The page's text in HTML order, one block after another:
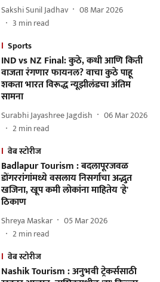
Sakshi Sunil Jadhav
08 Mar 2026
3 min read
Sports
IND vs NZ Final: कुठे, कधी आणि किती
वाजता रंगणार फायनल? वाचा कुठे पाहू
शकता भारत विरूद्ध न्यूझीलंडचा अंतिम
सामना
Surabhi Jayashree Jagdish
06 Mar 2026
2min read
वेब स्टोरीज
Badlapur Tourism : बदलापूरजवळ
डोंगररांगांमध्ये वसलाय निसर्गाचा अद्भुत
खजिना, खूप कमी लोकांना माहितेय 'हे'
ठिकाण
Shreya Maskar
05 Mar 2026
2min read
वेब स्टोरीज
Nashik Tourism : अनुभवी ट्रेकर्ससाठी